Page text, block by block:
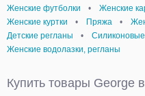
Женские футболки
• Женские
Женские куртки
• Пряжа •
Детские регланы
•
Женские водолазки, регланы
Купить товары George